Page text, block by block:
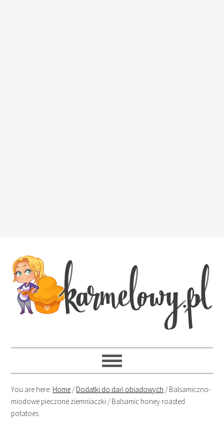
You are here: Home /Dodatki do dań obiadowych /Balsamiczno-
miodowe pieczone ziemniaczki / Balsamic honey roasted
potatoes